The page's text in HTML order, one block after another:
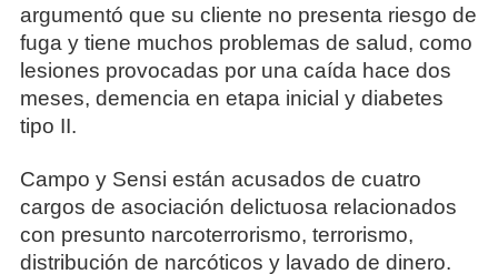
argumentó que su cliente no presenta riesgo de
fuga y tiene muchos problemas de salud, como
lesiones provocadas por una caída hace dos
meses, demencia en etapa inicial y diabetes
tipo II.
Campo y Sensi están acusados de cuatro
cargos de asociación delictuosa relacionados
con presunto narcoterrorismo, terrorismo,
distribución de narcóticos y lavado de dinero.